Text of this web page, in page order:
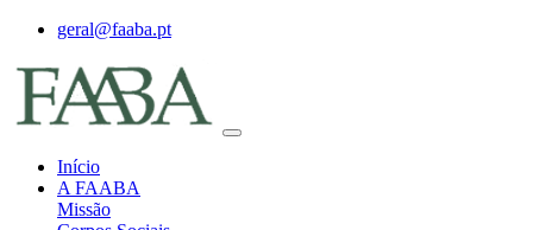
geral@faaba.pt
Início
A FAABA
Missão